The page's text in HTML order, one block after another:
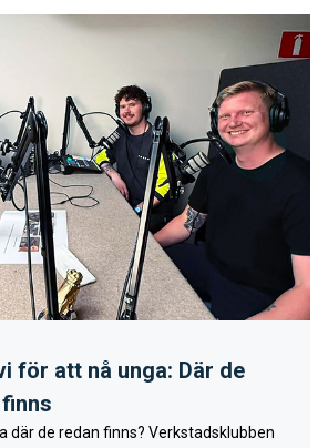
för att nå unga: Där de
där de redan finns? Verkstadsklubben